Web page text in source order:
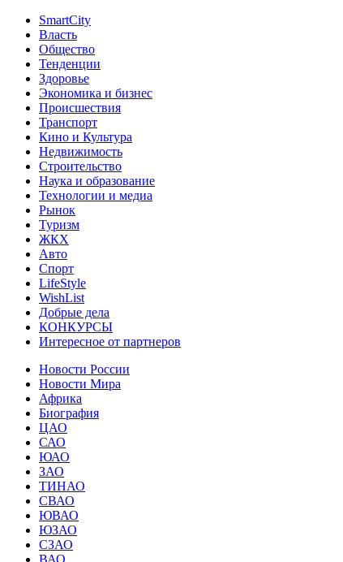
SmartCity
Власть
Общество
Тенденции
Здоровье
Экономика и бизнес
Происшествия
Транспорт
Кино и Культура
Недвижимость
Строительство
Наука и образование
Технологии и медиа
Рынок
Туризм
ЖКХ
Авто
Спорт
LifeStyle
WishList
Добрые дела
КОНКУРСЫ
Интересное от партнеров
Новости России
Новости Мира
Африка
Биография
ЦАО
САО
ЮАО
ЗАО
ТИНАО
СВАО
ЮВАО
ЮЗАО
СЗАО
ВАО